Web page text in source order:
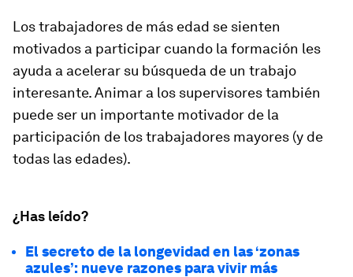
Los trabajadores de más edad se sienten
motivados a participar cuando la formación les
ayuda a acelerar su búsqueda de un trabajo
interesante. Animar a los supervisores también
puede ser un importante motivador de la
participación de los trabajadores mayores (y de
todas las edades).
¿Has leído?
El secreto de la longevidad en las ‘zonas
azules’: nueve razones para vivir más